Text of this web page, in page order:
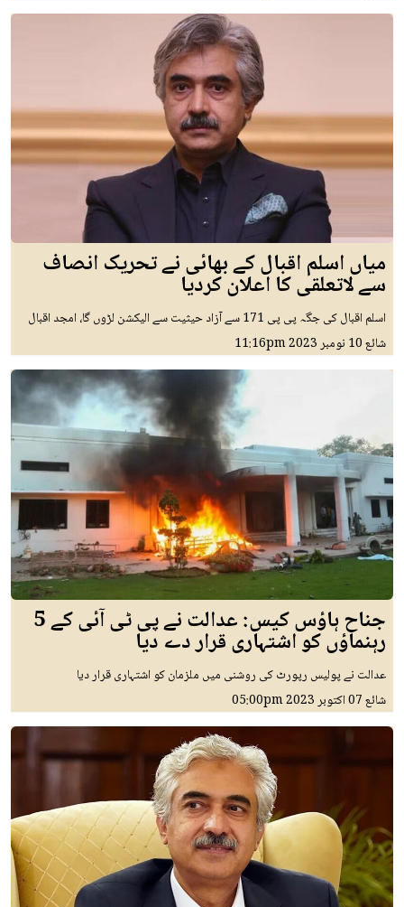
میاں اسلم اقبال کے بھائی نے تحریک انصاف
سے لاتعلقی کا اعلان کردیا
اسلم اقبال کی جگہ پی پی 171 سے آزاد حیثیت سے الیکشن لڑوں گا، امجد اقبال
شائع10 نومبر 2023 11:16pm
جناح ہاؤس کیس: عدالت نے پی ٹی آئی کے 5
رہنماؤں کو اشتہاری قرار دے دیا
عدالت نے پولیس رپورٹ کی روشنی میں ملزمان کو اشتہاری قرار دیا
شائع07 اکتوبر 2023 05:00pm